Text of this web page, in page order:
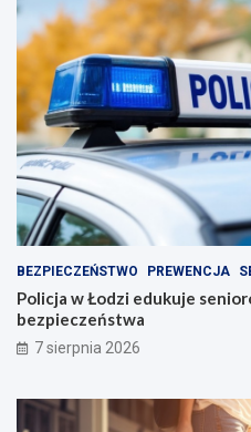
BEZPIECZEŃSTWO PREWENCJA
Policja w Łodzi edukuje
bezpieczeństwa
7 sierpnia 2026